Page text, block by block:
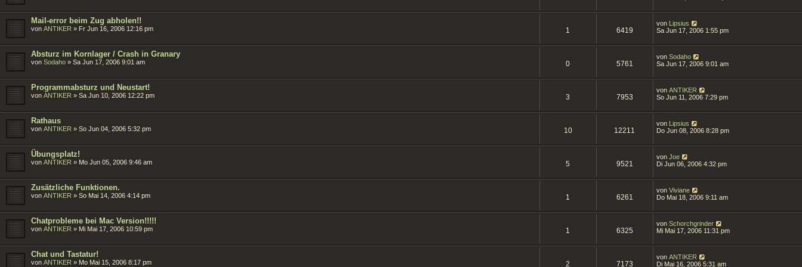
Mail-error beim Zug abholen!!
von ANTIKER » Fr Jun 16, 2006 12:16 pm 1 6419
von Lipsius
Sa Jun 17, 2006 1:55 pm
Absturz im Kornlager / Crash in Granary
von Sodaho » Sa Jun 17, 2006 9:01 am 0 5761
von Sodaho
Sa Jun 17, 2006 9:01 am
Programmabsturz und Neustart!
von ANTIKER » Sa Jun 10, 2006 12:22 pm 3 7953
von ANTIKER
So Jun 11, 2006 7:29 pm
Rathaus
von ANTIKER » So Jun 04, 2006 5:32 pm 10 12211
von Lipsius
Do Jun 08, 2006 8:28 pm
Übungsplatz!
von ANTIKER » Mo Jun 05, 2006 9:46 am 5 9521
von Joe
Di Jun 06, 2006 4:32 pm
Zusätzliche Funktionen.
von ANTIKER » So Mai 14, 2006 4:14 pm 1 6261
von Viviane
Do Mai 18, 2006 9:11 am
Chatprobleme bei Mac Version!!!!!
von ANTIKER » Mi Mai 17, 2006 10:59 pm 1 6325
von Schorchgrinder
Mi Mai 17, 2006 11:31 pm
Chat und Tastatur!
von ANTIKER » Mo Mai 15, 2006 8:17 pm 2 7173
von ANTIKER
Di Mai 16, 2006 5:31 am